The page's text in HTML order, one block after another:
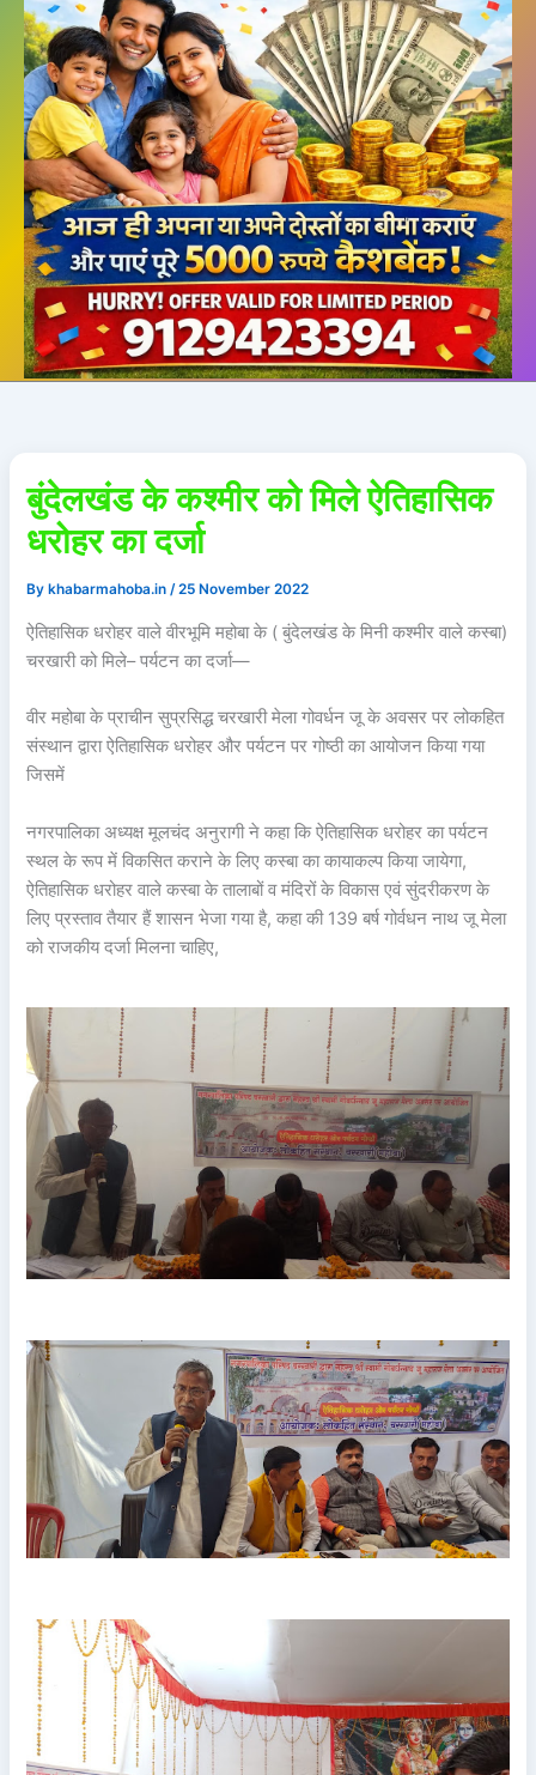
बुंदेलखंड के कश्मीर को मिले ऐतिहासिक
धरोहर का दर्जा
By khabarmahoba.in/25 November 2022
ऐतिहासिक धरोहर वाले वीरभूमि महोबा के ( बुंदेलखंड के मिनी कश्मीर वाले कस्बा)
चरखारी को मिले– पर्यटन का दर्जा—
वीर महोबा के प्राचीन सुप्रसिद्ध चरखारी मेला गोवर्धन जू के अवसर पर लोकहित
संस्थान द्वारा ऐतिहासिक धरोहर और पर्यटन पर गोष्ठी का आयोजन किया गया
जिसमें
नगरपालिका अध्यक्ष मूलचंद अनुरागी ने कहा कि ऐतिहासिक धरोहर का पर्यटन
स्थल के रूप में विकसित कराने के लिए कस्बा का कायाकल्प किया जायेगा,
ऐतिहासिक धरोहर वाले कस्बा के तालाबों व मंदिरों के विकास एवं सुंदरीकरण के
लिए प्रस्ताव तैयार हैं शासन भेजा गया है, कहा की 139 बर्ष गोर्वधन नाथ जू मेला
को राजकीय दर्जा मिलना चाहिए,